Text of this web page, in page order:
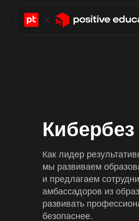
Как лидер
мы развиваем
и предлагаем
амбассадоров из
развивать
безопаснее.